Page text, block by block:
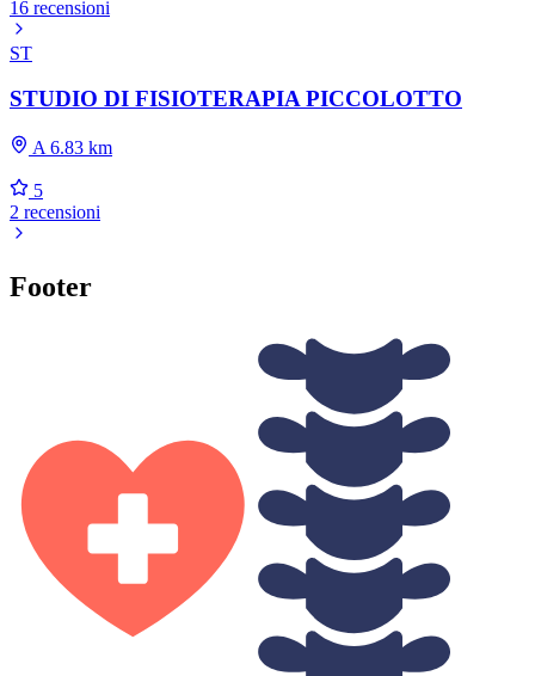
16 recensioni
ST
STUDIO DI FISIOTERAPIA PICCOLOTTO
A 6.83 km
5
2 recensioni
Footer